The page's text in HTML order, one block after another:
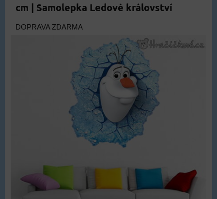
cm | Samolepka Ledové království
DOPRAVA ZDARMA